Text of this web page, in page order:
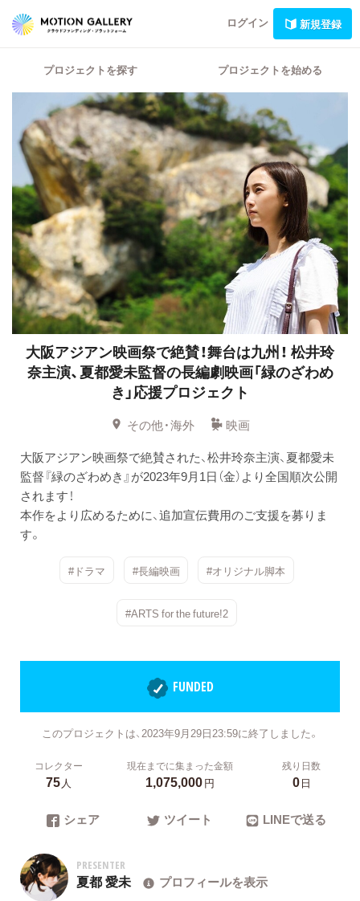
ログイン 新規登録
プロジェクトを探す プロジェクトを始める
大阪アジアン映画祭で絶賛！舞台は九州！ 松井玲
奈主演、夏都愛未監督の長編劇映画「緑のざわめ
き」応援プロジェクト
その他・海外
映画
大阪アジアン映画祭で絶賛された、松井玲奈主演、夏都愛未
監督『緑のざわめき』が2023年9月1日（金）より全国順次公開
されます！
本作をより広めるために、追加宣伝費用のご支援を募りま
す。
#ドラマ #長編映画 #オリジナル脚本
#ARTS for the future!2
FUNDED
このプロジェクトは、2023年9月29日23:59に終了しました。
コレクター
75人
現在までに集まった金額
1,075,000円
残り日数
0日
シェア ツイート LINEで送る
PRESENTER
夏都 愛未 プロフィールを表示